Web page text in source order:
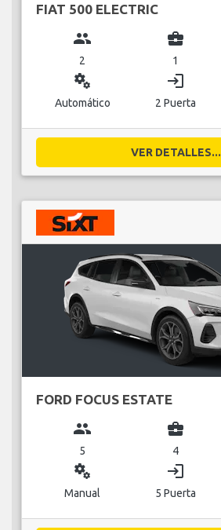
FIAT 500 ELECTRIC
group
2
business_center
1
miscellaneous_services
Automático
login
2 Puerta
VER DETALLES...
FORD FOCUS ESTATE
group
5
business_center
4
miscellaneous_services
Manual
login
5 Puerta